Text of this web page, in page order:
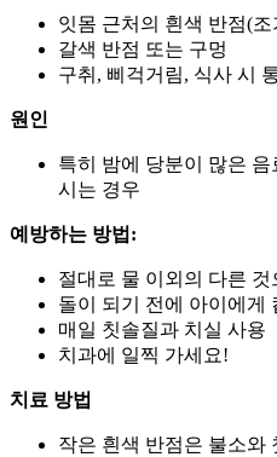
잇몸 근처의 흰색 반점(
갈색 반점 또는 구멍
구취, 삐걱거림, 식사 시
원인
특히 밤에 당분이 많은
시는 경우
예방하는 방법:
절대로 물 이외의 다른
돌이 되기 전에 아이에게
매일 칫솔질과 치실 사용
치과에 일찍 가세요!
치료 방법
작은 흰색 반점은 불소와